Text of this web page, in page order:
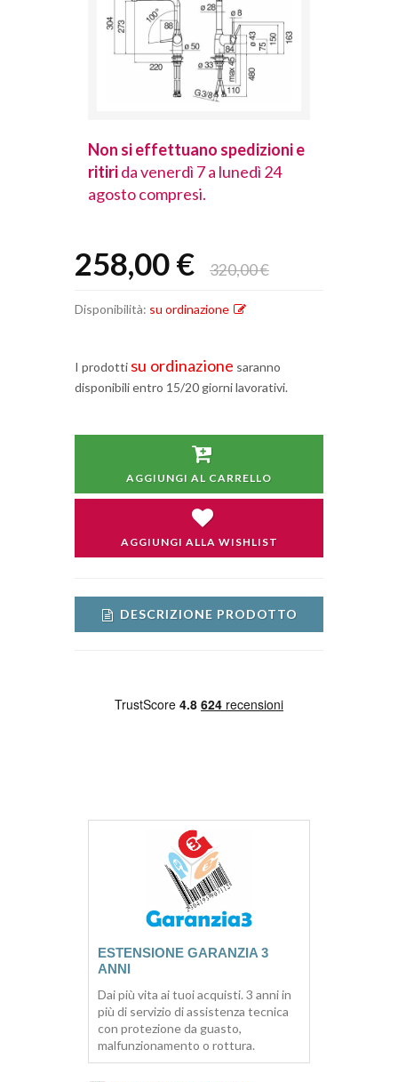
Non si effettuano spedizioni e
ritirida venerdì 7 a lunedì 24
agosto compresi.
258,00 € 320,00 €
Disponibilità: su ordinazione
I prodotti su ordinazione saranno
disponibili entro 15/20 giorni lavorativi.
AGGIUNGI AL CARRELLO
AGGIUNGI ALLA WISHLIST
DESCRIZIONE PRODOTTO
ESTENSIONE GARANZIA 3
ANNI
Dai più vita ai tuoi acquisti. 3 anni in
più di servizio di assistenza tecnica
con protezione da guasto,
malfunzionamento o rottura.